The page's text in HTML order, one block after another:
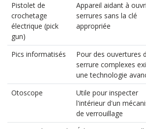
Pistolet de
crochetage
électrique (pick
gun)
Appareil aidant à
serrures sans la clé
appropriée
Pics informatisés
Pour des ouvertures
serrure complexes
une technologie
Otoscope
Utile pour inspecter
l'intérieur d'un
de verrouillage